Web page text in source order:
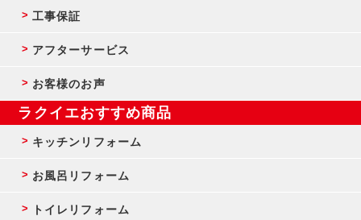
工事保証
アフターサービス
お客様のお声
ラクイエおすすめ商品
キッチンリフォーム
お風呂リフォーム
トイレリフォーム